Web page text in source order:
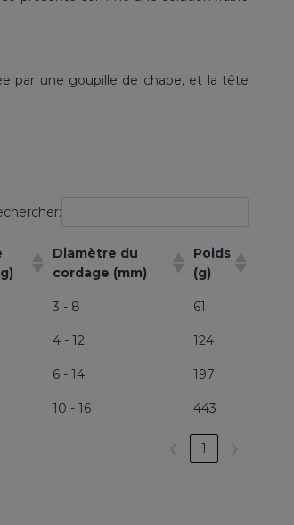
par une goupille de chape, et la tête
Diamètre du
cordage (mm)
Poids
(g)
3 - 8 61
4 - 12 124
6 - 14 197
10 - 16 443
1